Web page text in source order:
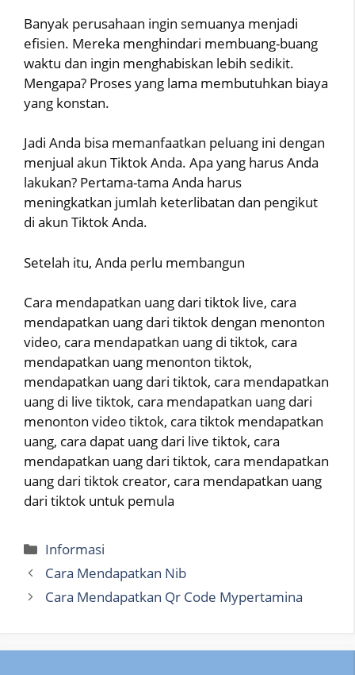
Banyak perusahaan ingin semuanya menjadi
efisien. Mereka menghindari membuang-buang
waktu dan ingin menghabiskan lebih sedikit.
Mengapa? Proses yang lama membutuhkan biaya
yang konstan.
Jadi Anda bisa memanfaatkan peluang ini dengan
menjual akun Tiktok Anda. Apa yang harus Anda
lakukan? Pertama-tama Anda harus
meningkatkan jumlah keterlibatan dan pengikut
di akun Tiktok Anda.
Setelah itu, Anda perlu membangun
Cara mendapatkan uang dari tiktok live, cara
mendapatkan uang dari tiktok dengan menonton
video, cara mendapatkan uang di tiktok, cara
mendapatkan uang menonton tiktok,
mendapatkan uang dari tiktok, cara mendapatkan
uang di live tiktok, cara mendapatkan uang dari
menonton video tiktok, cara tiktok mendapatkan
uang, cara dapat uang dari live tiktok, cara
mendapatkan uang dari tiktok, cara mendapatkan
uang dari tiktok creator, cara mendapatkan uang
dari tiktok untuk pemula
Categories
Informasi
Cara Mendapatkan Nib
Cara Mendapatkan Qr Code Mypertamina